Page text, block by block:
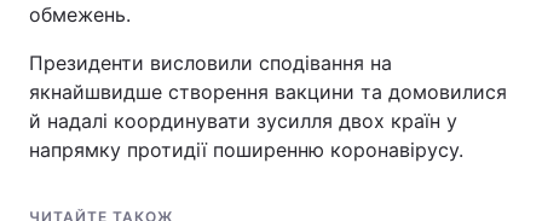
обмежень.
Президенти висловили сподівання на
якнайшвидше створення вакцини та домовилися
й надалі координувати зусилля двох країн у
напрямку протидії поширенню коронавірусу.
ЧИТАЙТЕ ТАКОЖ